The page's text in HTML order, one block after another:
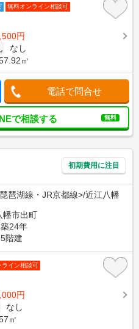
無料オンライン相談可
円
なし
㎡
電話で問合せ
で相談する 無料
初期費用に注目
琶湖線・JR京都線>/近江八幡
幡市出町
築24年
5階建
ライン相談可
円
なし
㎡